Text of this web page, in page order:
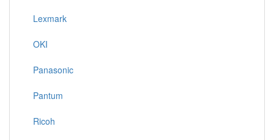
Lexmark
OKI
Panasonic
Pantum
Ricoh